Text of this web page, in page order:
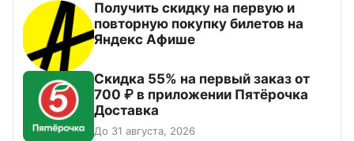
Получить скидку на первую и
повторную покупку билетов на
Яндекс Афише
Скидка 55% на первый заказ от
700 ₽ в приложении Пятёрочка
Доставка
До 31 августа, 2026